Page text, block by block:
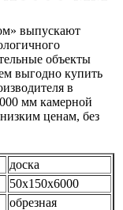
выпускают
объекты
выгодно купить
в
мм камерной
ценам, без
доска
50х150х6000
обрезная